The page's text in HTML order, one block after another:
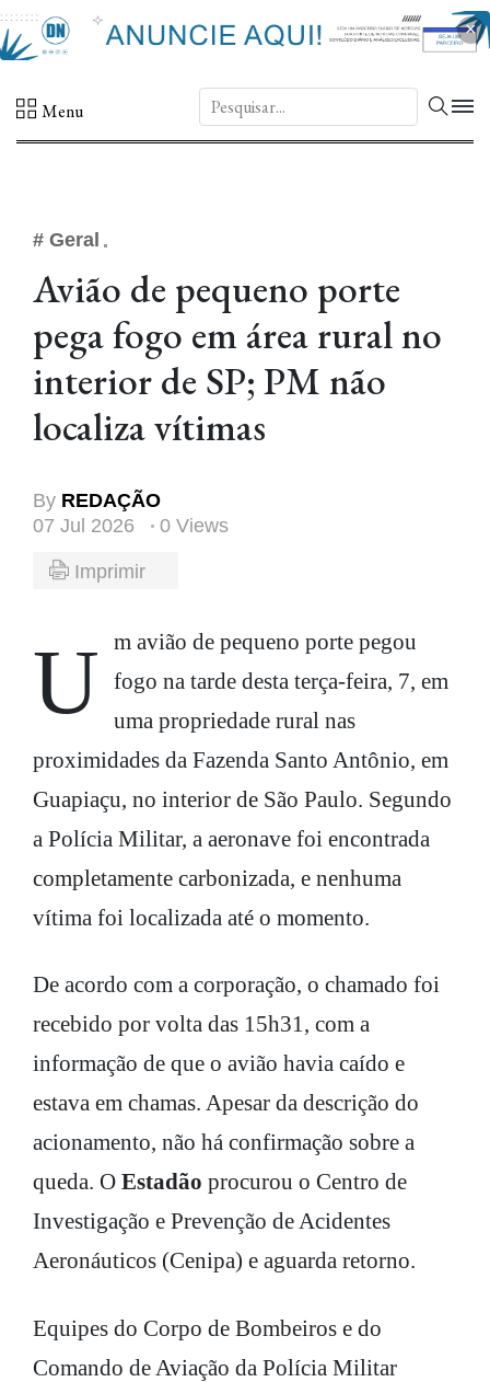
×
Menu DN.
# Geral
Avião de pequeno porte
pega fogo em área rural no
interior de SP; PM não
localiza vítimas
By REDAÇÃO
07 Jul 2026
0 Views
Imprimir
Um avião de pequeno porte pegou
fogo na tarde desta terça-feira, 7, em
uma propriedade rural nas
proximidades da Fazenda Santo Antônio, em
Guapiaçu, no interior de São Paulo. Segundo
a Polícia Militar, a aeronave foi encontrada
completamente carbonizada, e nenhuma
vítima foi localizada até o momento.
De acordo com a corporação, o chamado foi
recebido por volta das 15h31, com a
informação de que o avião havia caído e
estava em chamas. Apesar da descrição do
acionamento, não há confirmação sobre a
queda. O Estadão procurou o Centro de
Investigação e Prevenção de Acidentes
Aeronáuticos (Cenipa) e aguarda retorno.
Equipes do Corpo de Bombeiros e do
Comando de Aviação da Polícia Militar